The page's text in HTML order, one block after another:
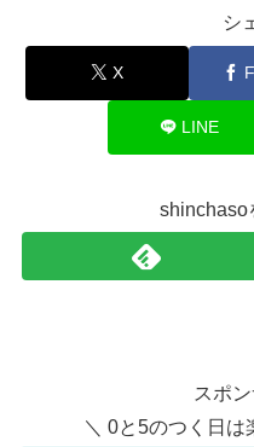
シ
X
LINE
shinchaso
スポ
＼ 0と5のつく日は